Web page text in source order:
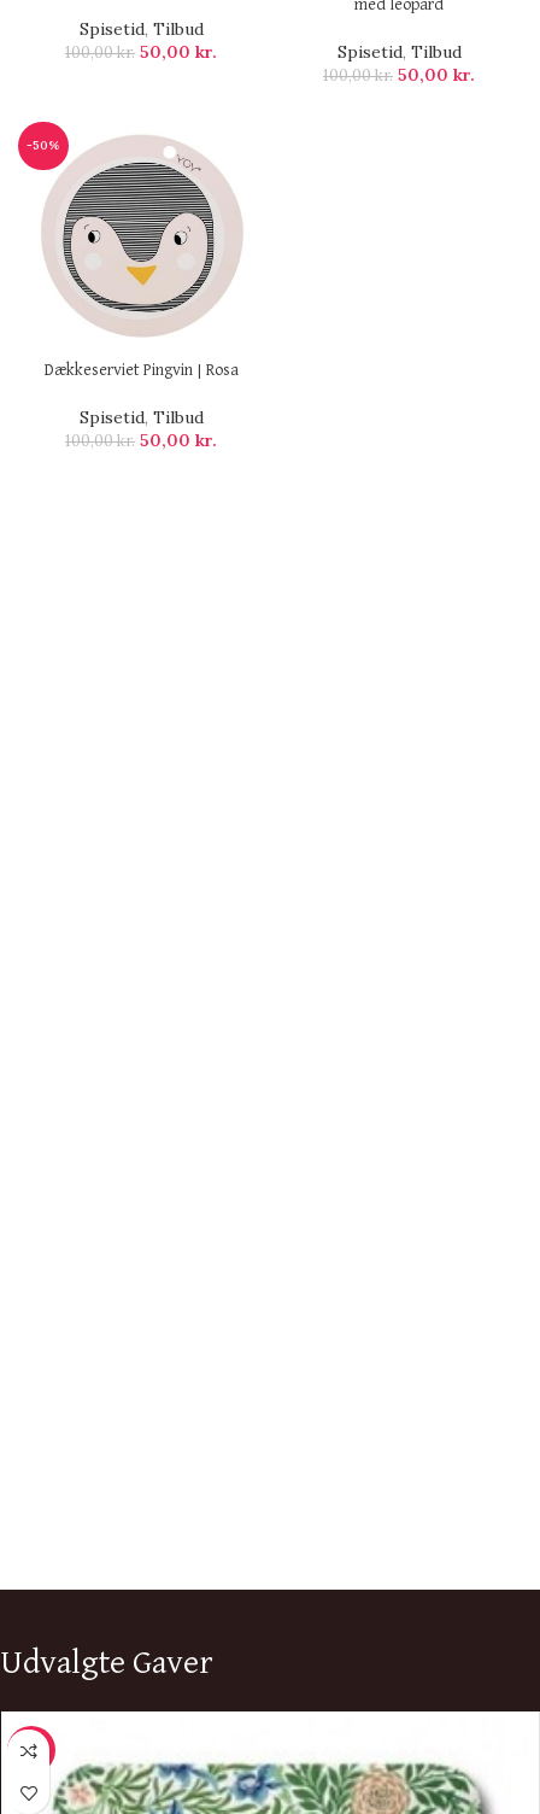
Spisetid, Tilbud
100,00kr. 50,00 kr.
med leopard
Spisetid, Tilbud
100,00kr. 50,00 kr.
-50%
Dækkeserviet Pingvin | Rosa
Spisetid, Tilbud
100,00kr. 50,00 kr.
Udvalgte Gaver
-10%